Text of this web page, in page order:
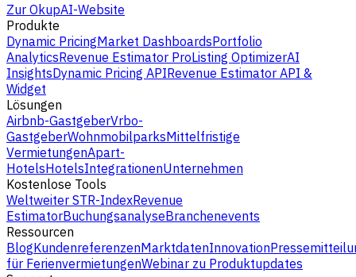
Zur OkupAI-Website
Produkte
Dynamic PricingMarket DashboardsPortfolio
AnalyticsRevenue Estimator ProListing OptimizerAI
InsightsDynamic Pricing APIRevenue Estimator API &
Widget
Lösungen
Airbnb-GastgeberVrbo-
GastgeberWohnmobilparksMittelfristige
VermietungenApart-
HotelsHotelsIntegrationenUnternehmen
Kostenlose Tools
Weltweiter STR-IndexRevenue
EstimatorBuchungsanalyseBranchenevents
Ressourcen
BlogKundenreferenzenMarktdatenInnovation
für FerienvermietungenWebinar zu Produktupdates